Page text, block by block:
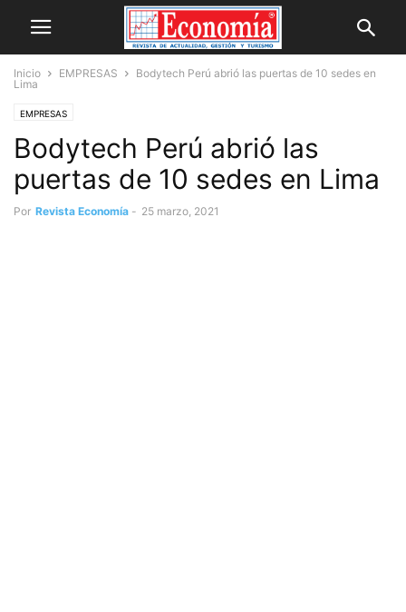
Inicio EMPRESAS
Bodytech Perú abrió las puertas de 10 sedes en
Lima
EMPRESAS
Bodytech Perú abrió las
puertas de 10 sedes en Lima
Por Revista Economía - 25 marzo, 2021